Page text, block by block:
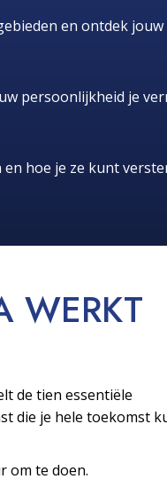
en ontdek
persoonlijkheid je
hoe je ze kunt
WERKT
de tien essentiële
die je hele toekomst
om te doen.